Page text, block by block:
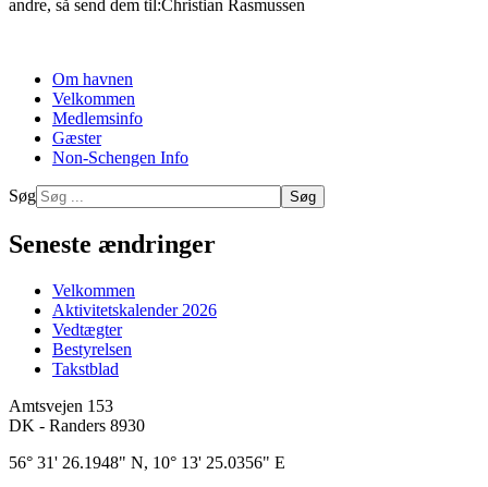
andre, så send dem til:Christian Rasmussen
Om havnen
Velkommen
Medlemsinfo
Gæster
Non-Schengen Info
Søg Søg
Seneste ændringer
Velkommen
Aktivitetskalender 2026
Vedtægter
Bestyrelsen
Takstblad
Amtsvejen 153
DK - Randers 8930
56° 31' 26.1948" N, 10° 13' 25.0356" E